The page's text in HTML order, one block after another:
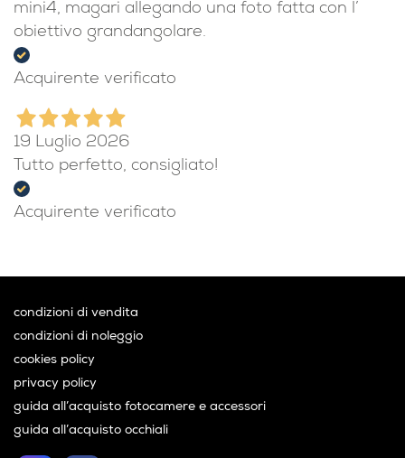
mini4, magari allegando una foto fatta con l’
obiettivo grandangolare.
Acquirente verificato
19 Luglio 2026
Tutto perfetto, consigliato!
Acquirente verificato
condizioni di vendita
condizioni di noleggio
cookies policy
privacy policy
guida all’acquisto fotocamere e accessori
guida all’acquisto occhiali